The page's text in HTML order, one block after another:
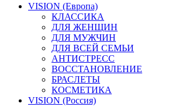
VISION (Европа)
КЛАССИКА
ДЛЯ ЖЕНЩИН
ДЛЯ МУЖЧИН
ДЛЯ ВСЕЙ СЕМЬИ
АНТИСТРЕСС
ВОССТАНОВЛЕНИЕ
БРАСЛЕТЫ
КОСМЕТИКА
VISION (Россия)